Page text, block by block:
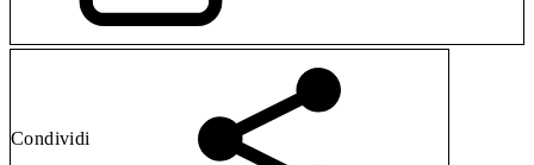
Condividi